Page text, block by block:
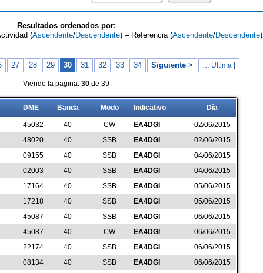
Resultados ordenados por:
(Ascendente/Descendente) – Referencia (Ascendente/Descendente)
27 28 29 30 31 32 33 34 Siguiente > … Ultima |
Viendo la pagina: 30 de 39
DME Banda Modo Indicativo Día
45032 40 CW EA4DGI
02/06/2015
48020 40 SSB EA4DGI
02/06/2015
09155 40 SSB EA4DGI
04/06/2015
02003 40 SSB EA4DGI
04/06/2015
17164 40 SSB EA4DGI
05/06/2015
17218 40 SSB EA4DGI
05/06/2015
45087 40 SSB EA4DGI
06/06/2015
45087 40 CW EA4DGI
06/06/2015
22174 40 SSB EA4DGI
06/06/2015
08134 40 SSB EA4DGI
06/06/2015